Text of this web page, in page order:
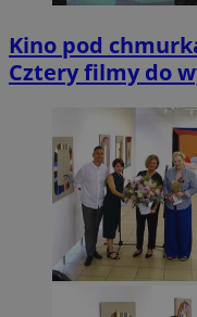
Kino pod
Cztery filmy do